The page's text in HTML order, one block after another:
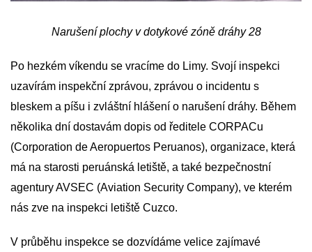
Narušení plochy v dotykové zóně dráhy 28
Po hezkém víkendu se vracíme do Limy. Svojí inspekci
uzavírám inspekční zprávou, zprávou o incidentu s
bleskem a píšu i zvláštní hlášení o narušení dráhy. Během
několika dní dostavám dopis od ředitele CORPACu
(Corporation de Aeropuertos Peruanos), organizace, která
má na starosti peruánská letiště, a také bezpečnostní
agentury AVSEC (Aviation Security Company), ve kterém
nás zve na inspekci letiště Cuzco.
V průběhu inspekce se dozvídáme velice zajímavé